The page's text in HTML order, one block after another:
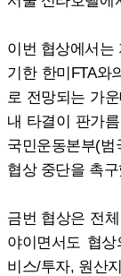
이번 협상에서는
기한 한미FTA와
로 전망되는 가
내 타결이 판가
국민운동본부(
협상 중단을 촉
금번 협상은 전
야이면서도 협
비스/투자, 원산